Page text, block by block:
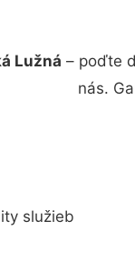
Lužná – poďte
nás.
služieb